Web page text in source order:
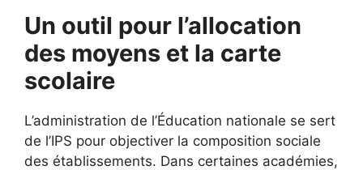
Un outil pour l’allocation
des moyens et la carte
scolaire
L’administration de l’Éducation nationale se sert
de l’IPS pour objectiver la composition sociale
des établissements. Dans certaines académies,